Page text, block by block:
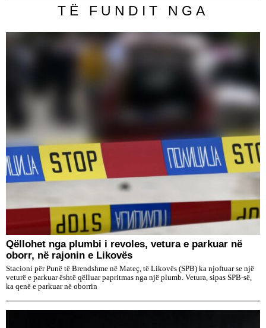
TË FUNDIT NGA
Qëllohet nga plumbi i revoles, vetura e parkuar në
oborr, në rajonin e Likovës
Stacioni për Punë të Brendshme në Mateç, të Likovës (SPB) ka njoftuar se një
veturë e parkuar është qëlluar papritmas nga një plumb. Vetura, sipas SPB-së,
ka qenë e parkuar në oborrin